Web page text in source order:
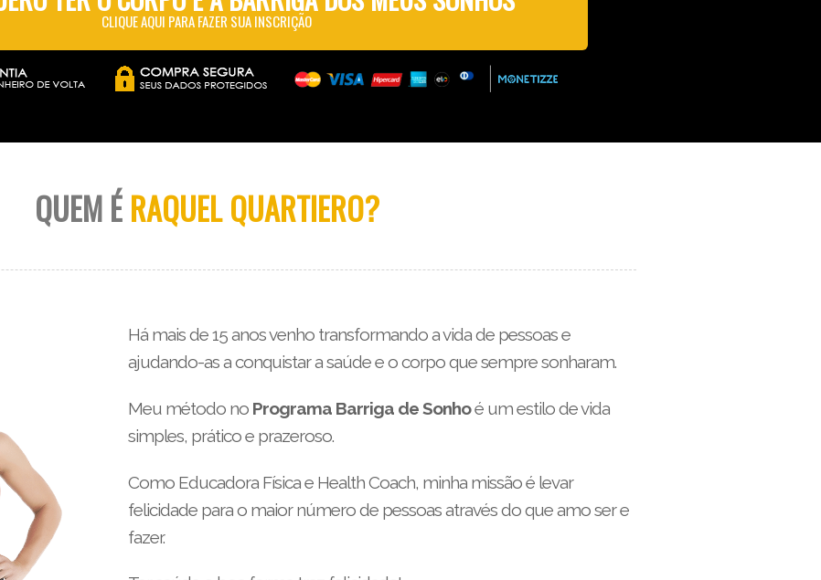
CLIQUE AQUI PARA FAZER SUA INSCRIÇÃO
QUEM É RAQUEL QUARTIERO?
Há mais de 15 anos venho transformando a vida de pessoas e
ajudando-as a conquistar a saúde e o corpo que sempre sonharam.
Meu método no Programa Barriga de Sonhoé um estilo de vida
simples, prático e prazeroso.
Como Educadora Física e Health Coach, minha missão é levar
felicidade para o maior número de pessoas através do que amo ser e
fazer.